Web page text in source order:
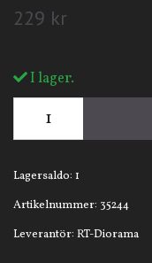
229 kr
I lager.
Lagersaldo: 1
Artikelnummer: 35244
Leverantör: RT-Diorama